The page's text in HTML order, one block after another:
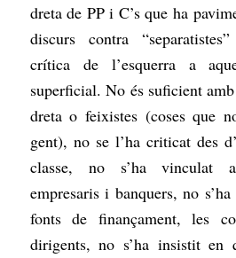
dreta de PP i C’s que ha
discurs contra
crítica de l’esquerra a
superficial. No és suficient
dreta o feixistes (coses que
gent), no se l’ha criticat des
classe, no s’ha vinculat
empresaris i banquers, no
fonts de finançament, les
dirigents, no s’ha insistit